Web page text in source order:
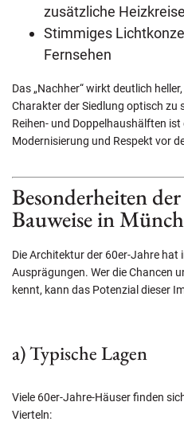
zusätzliche
Stimmiges
Fernsehen
Das „Nachher“ wirkt deutlich
Charakter der Siedlung optisch zu
Reihen- und Doppelhaushälften
Modernisierung und Respekt vor
Besonderheiten
Bauweise in
Die Architektur der 60er-Jahre hat
Ausprägungen. Wer die Chancen
kennt, kann das Potenzial dieser
a) Typische Lagen
Viele 60er-Jahre-Häuser finden
Vierteln: